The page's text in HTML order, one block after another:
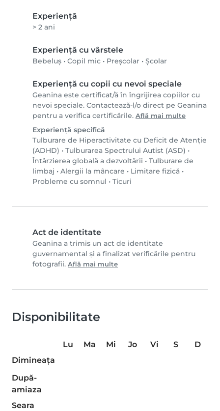
Experienţă
> 2 ani
Experiență cu vârstele
Bebeluș • Copil mic • Preșcolar • Școlar
Experiență cu copii cu nevoi speciale
Geanina este certificat/ă în îngrijirea copiilor cu
nevoi speciale. Contactează-l/o direct pe Geanina
pentru a verifica certificările. Află mai multe
Experiență specifică
Tulburare de Hiperactivitate cu Deficit de Atenție
(ADHD) • Tulburarea Spectrului Autist (ASD) •
Întârzierea globală a dezvoltării • Tulburare de
limbaj • Alergii la mâncare • Limitare fizică •
Probleme cu somnul • Ticuri
Act de identitate
Geanina a trimis un act de identitate
guvernamental și a finalizat verificările pentru
fotografii. Află mai multe
Disponibilitate
Lu Ma Mi Jo Vi S
D
Dimineaţa
După-
amiaza
Seara